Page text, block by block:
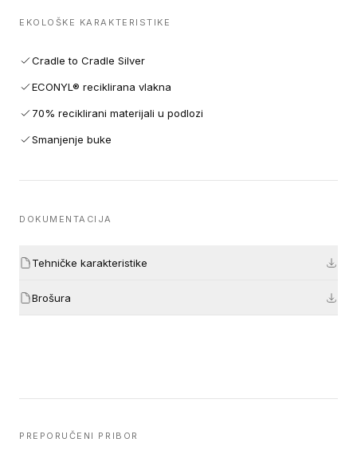
EKOLOŠKE KARAKTERISTIKE
Cradle to Cradle Silver
ECONYL® reciklirana vlakna
70% reciklirani materijali u podlozi
Smanjenje buke
DOKUMENTACIJA
Tehničke karakteristike
Brošura
PREPORUČENI PRIBOR